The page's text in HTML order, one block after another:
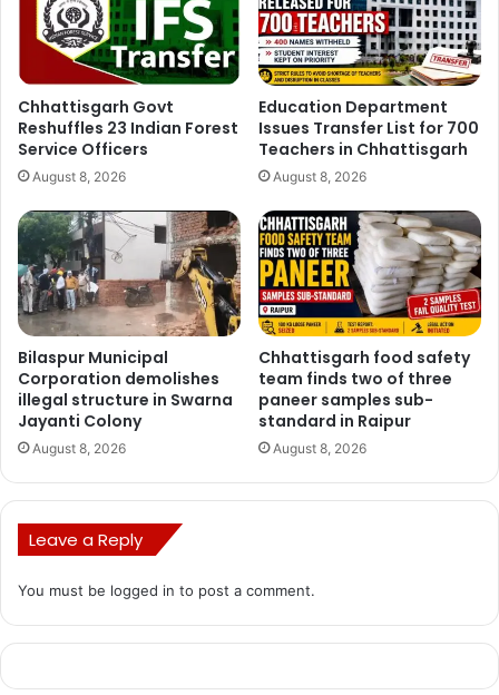
Chhattisgarh Govt
Reshuffles 23 Indian Forest
Service Officers
August 8, 2026
Education Department
Issues Transfer List for 700
Teachers in Chhattisgarh
August 8, 2026
Bilaspur Municipal
Corporation demolishes
illegal structure in Swarna
Jayanti Colony
August 8, 2026
Chhattisgarh food safety
team finds two of three
paneer samples sub-
standard in Raipur
August 8, 2026
Leave a Reply
You must be logged in to post a comment.